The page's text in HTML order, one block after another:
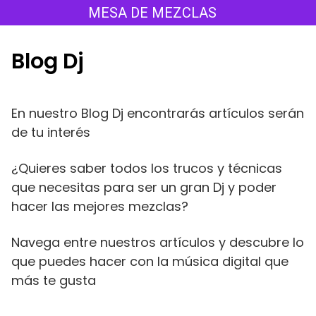
al
MESA DE MEZCLAS
Blog Dj
En nuestro Blog Dj encontrarás artículos serán
de tu interés
¿Quieres saber todos los trucos y técnicas
que necesitas para ser un gran Dj y poder
hacer las mejores mezclas?
Navega entre nuestros artículos y descubre lo
que puedes hacer con la música digital que
más te gusta